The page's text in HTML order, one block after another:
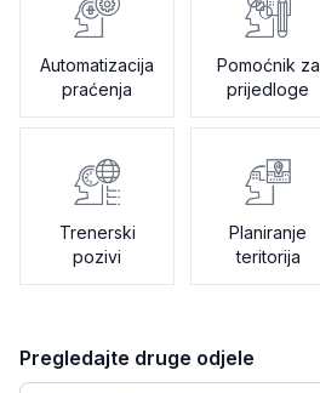
Automatizacija
praćenja
Pomoćnik za
prijedloge
Trenerski
pozivi
Planiranje
teritorija
Pregledajte druge odjele